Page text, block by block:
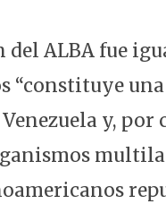
del ALBA fue
“constituye
y, por